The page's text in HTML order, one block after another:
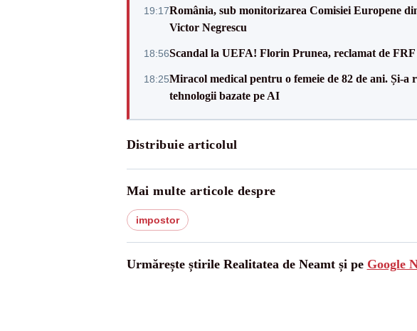
19:17România, sub monitorizarea Comisiei Europene
Victor Negrescu
18:56Scandal la UEFA! Florin Prunea, reclamat de
18:25Miracol medical pentru o femeie de 82 de ani. Și-a
tehnologii bazate pe AI
Distribuie articolul
Mai multe articole despre
impostor
Urmărește știrile Realitatea de Neamt și pe Google